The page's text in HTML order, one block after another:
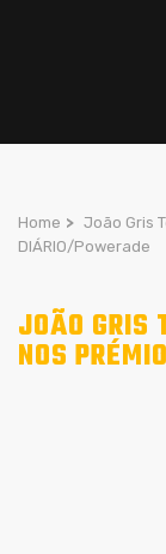
Home > João Gris
DIÁRIO/Powerade
JOÃO GRIS
NOS